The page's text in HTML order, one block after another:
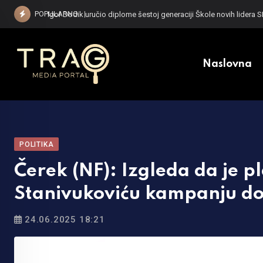
Skip
POPULARNO
Igor Dodik uručio diplome šestoj generaciji Škole novih lidera
Naslovna
POLITIKA
Čerek (NF): Izgleda da je
Stanivukoviću kampanju
24.06.2025 18:21